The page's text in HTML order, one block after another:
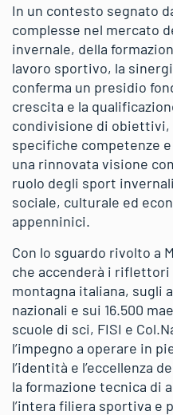
In un contesto segnato
complesse nel mercato
invernale, della
lavoro sportivo, la
conferma un presidio
crescita e la
condivisione di
specifiche competenze
una rinnovata visione
ruolo degli sport
sociale, culturale ed
appenninici.
Con lo sguardo rivolto a
che accenderà i
montagna italiana, sugli
nazionali e sui 16.500
scuole di sci, FISI e
l’impegno a operare in
l’identità e l’eccellenza
la formazione tecnica di
l’intera filiera sportiva e